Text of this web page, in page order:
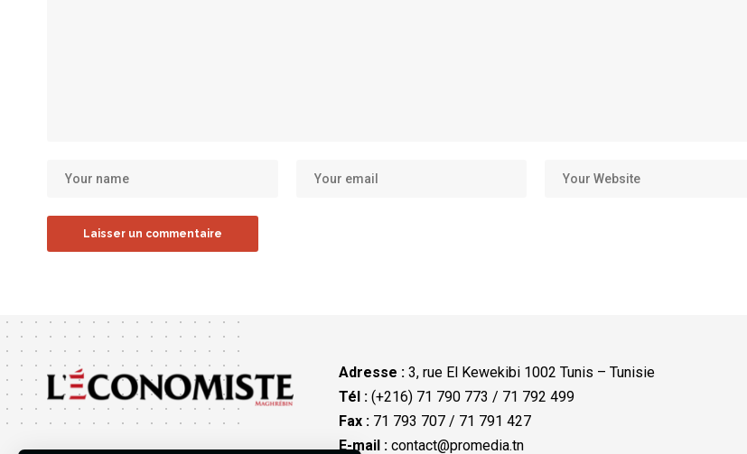
Adresse : 3, rue El Kewekibi 1002 Tunis – Tunisie
Tél :(+216) 71 790 773 / 71 792 499
Fax :71 793 707 / 71 791 427
E-mail : contact@promedia.tn